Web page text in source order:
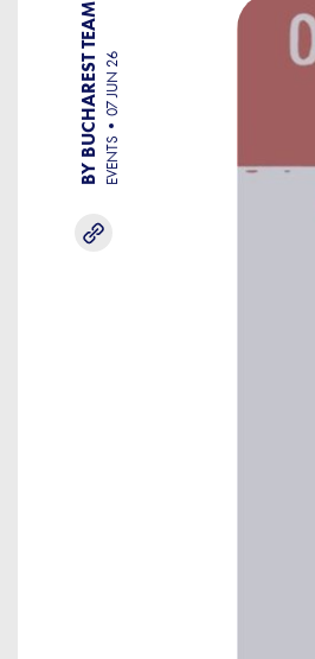
BY BUCHAREST TEAM EVENTS
07 JUN 26